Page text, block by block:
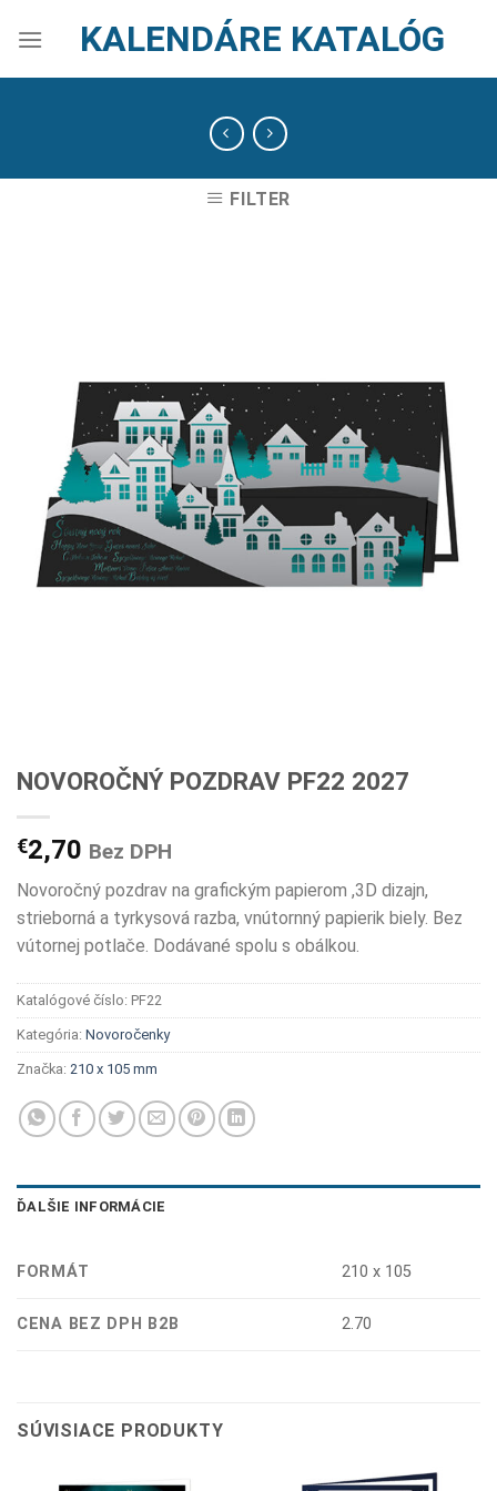
KALENDÁRE KATALÓG
FILTER
NOVOROČNÝ POZDRAV PF22 2027
€2,70 Bez DPH
Novoročný pozdrav na grafickým papierom ,3D dizajn,
strieborná a tyrkysová razba, vnútornný papierik biely. Bez
vútornej potlače. Dodávané spolu s obálkou.
Katalógové číslo: PF22
Kategória: Novoročenky
Značka: 210 x 105 mm
ĎALŠIE INFORMÁCIE
FORMÁT 210 x 105
CENA BEZ DPH B2B 2.70
SÚVISIACE PRODUKTY